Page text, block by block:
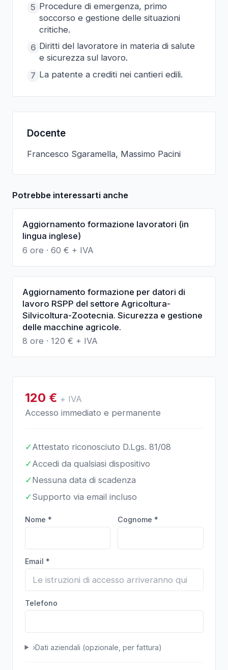
5 Procedure di emergenza, primo
soccorso e gestione delle situazioni
critiche.
6 Diritti del lavoratore in materia di salute
e sicurezza sul lavoro.
7 La patente a crediti nei cantieri edili.
Docente
Francesco Sgaramella, Massimo Pacini
Potrebbe interessarti anche
Aggiornamento formazione lavoratori (in
lingua inglese)
6 ore · 60 € + IVA
Aggiornamento formazione per datori di
lavoro RSPP del settore Agricoltura-
Silvicoltura-Zootecnia. Sicurezza e gestione
delle macchine agricole.
8 ore · 120 € + IVA
120 € + IVA
Accesso immediato e permanente
✓Attestato riconosciuto D.Lgs. 81/08
✓Accedi da qualsiasi dispositivo
✓Nessuna data di scadenza
✓Supporto via email incluso
Nome * Cognome *
Email *
Telefono
›Dati aziendali (opzionale, per fattura)